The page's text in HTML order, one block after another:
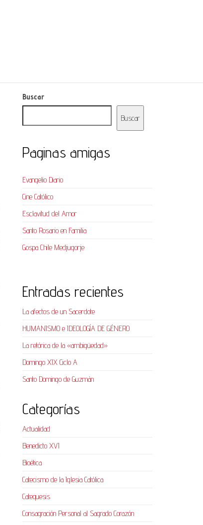
Buscar
Buscar
Paginas amigas
Evangelio Diario
Cine Católico
Esclavitud del Amor
Santo Rosario en Familia
Gospa Chile Medjugorje
Entradas recientes
La afectos de un Sacerdote
HUMANISMO e IDEOLOGÍA DE GÉNERO
La retórica de la «ambigüedad»
Domingo XIX Ciclo A
Santo Domingo de Guzmán
Categorías
Actualidad
Benedicto XVI
Bioética
Catecismo de la Iglesia Católica
Catequesis
Consagración Personal al Sagrado Corazón